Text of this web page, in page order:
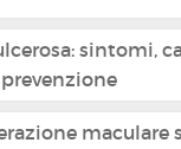
sintomi,
maculare